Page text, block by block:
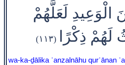
الْوَعِيدِ لَعَلَّهُمْ
لَهُمْ ذِكْرًا
(١١٣)
wa-ka-ḏālika ʾanzalnāhu qurʾānan